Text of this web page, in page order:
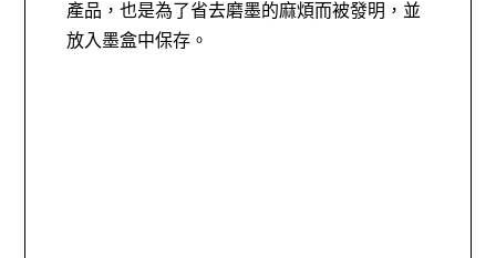
產品，也是為了省去磨墨的麻煩而被發明，並
放入墨盒中保存。